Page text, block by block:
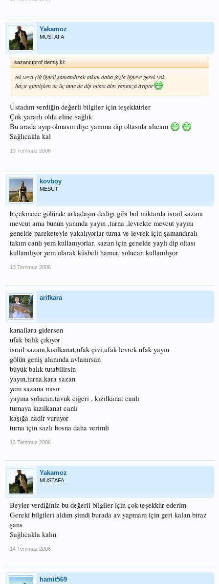
Yakamoz
MUSTAFA
sazancıprof demiş ki:
tek veya çift iğneli şamandıralı takım daha fazla iğneye gerek yok
hazır gitmişken ıkı üç tane de dip oltası alın yanınıza ayıptır
Üstadım verdiğin değerli bilgiler için teşekkürler
Çok yararlı oldu eline sağlık
Bu arada ayıp olmasın diye yanıma dip oltasıda alıcam
Sağlıcakla kal
13 Temmuz 2006
kovboy
MESUT
b.çekmece gölünde arkadaşın dedigi gibi bol miktarda israil sazanı
mevcut ama bunun yanında yayın ,turna ,levrekte mevcut yayını
genelde pareketeyle yakalıyorlar turna ve levrek için şamandıralı
takım canlı yem kullanıyorlar. sazan için genelde yaylı dip oltası
kullanılıyor yem olarak küsbeli hamur, solucan kullanılıyor
13 Temmuz 2006
arifkara
kanallara gidersen
ufak balık çıkıyor
israil sazanı,kısılkanat,ufak çivi,ufak levrek ufak yayın
gölün geniş alanında avlanırsan
büyük balık tutabilirsin
yayın,turna,kara sazan
yem sazana mısır
yayına solucan,tavuk ciğeri , kızılkanat canlı
turnaya kızılkanat canlı
kaşığa nadir vuruyor
turna için sazlı bosna daha verimli
13 Temmuz 2006
Yakamoz
MUSTAFA
Beyler verdiğiniz bu değerli bilgiler için çok teşekkür ederim
Gereki bilgileri aldım şimdi burada av yapmam için geri kalan biraz
şans
Sağlıcakla kalın
14 Temmuz 2006
hamit569